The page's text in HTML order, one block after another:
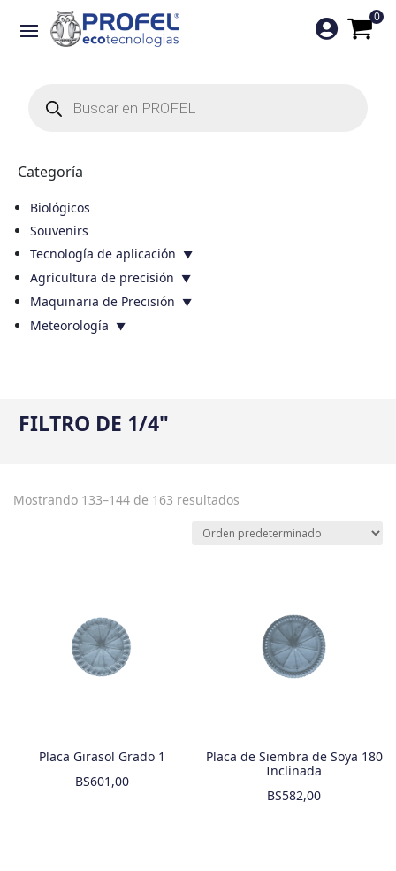
productos
0

Categoría
Biológicos
Souvenirs
Tecnología de aplicación
Agricultura de precisión
Maquinaria de Precisión
Meteorología
FILTRO DE 1/4"
Mostrando 133–144 de 163 resultados
Placa Girasol Grado 1
BS601,00
Placa de Siembra de Soya 180
Inclinada
BS582,00